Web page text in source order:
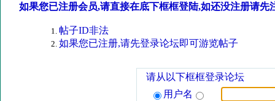
如果您已注册会员,请直接在底下框框登陆,如还没注册请先
帖子ID非法
如果您已注册,请先登录论坛即可游览帖子
请从以下框框登录论坛
用户名